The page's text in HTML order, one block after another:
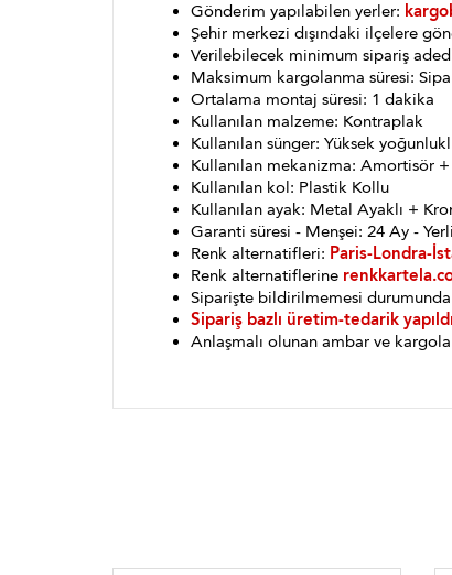
Gönderim yapılabilen yerler:
Şehir merkezi dışındaki ilçelere
Verilebilecek minimum sipariş
Maksimum kargolanma süresi:
Ortalama montaj süresi: 1 dakika
Kullanılan malzeme: Kontraplak
Kullanılan sünger: Yüksek
Kullanılan mekanizma: Amortisör
Kullanılan kol: Plastik Kollu
Kullanılan ayak: Metal Ayaklı +
Garanti süresi - Menşei: 24 Ay - Yerli
Renk alternatifleri: Paris-Londra-
Renk alternatiflerine
Siparişte bildirilmemesi
Sipariş bazlı üretim-tedarik
Anlaşmalı olunan ambar ve